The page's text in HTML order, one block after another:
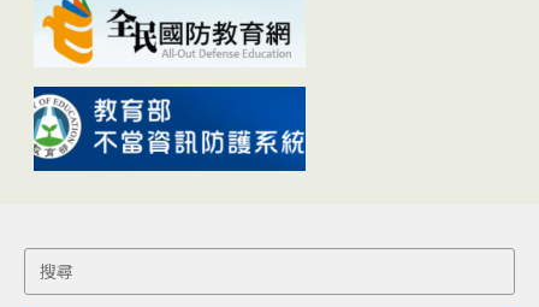
Search
for: